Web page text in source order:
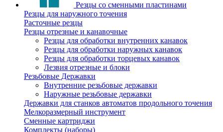
Резцы со сменными пластинами
Резцы для наружного точения
Расточные резцы
Резцы отрезные и канавочные
Резцы для обработки внутренних канавок
Резцы для обработки наружных канавок
Резцы для обработки торцевых канавок
Лезвия отрезные и блоки
Резьбовые Державки
Внутренние резьбовые державки
Наружные резьбовые державки
Державки для станков автоматов продольного точения
Мелкоразмерный инструмент
Сменные картриджи
Комплекты (наборы)